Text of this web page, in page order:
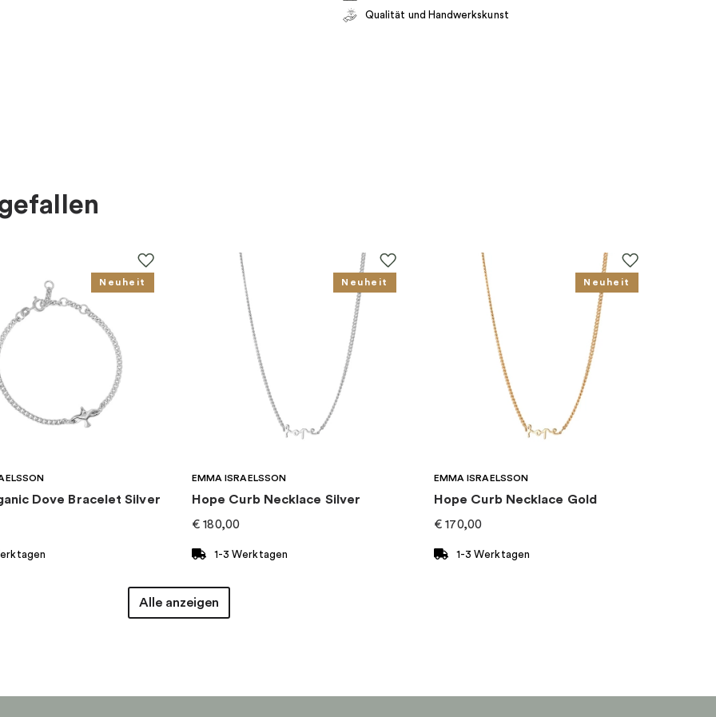
Qualität und Handwerkskunst
Neuheit
Dove Bracelet Silver
Neuheit
EMMA ISRAELSSON
Hope Curb Necklace Silver
€ 180,00
1-3 Werktagen
Neuheit
EMMA ISRAELSSON
Hope Curb Necklace Gold
€ 170,00
1-3 Werktagen
Alle anzeigen